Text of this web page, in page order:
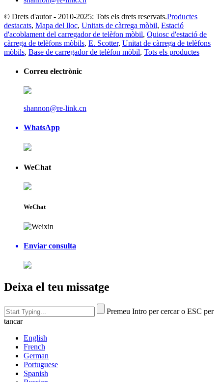
© Drets d'autor - 2010-2025: Tots els drets reservats.Productes
destacats, Mapa del lloc, Unitats de càrrega mòbil, Estació
d'acoblament del carregador de telèfon mòbil, Quiosc d'estació de
càrrega de telèfons mòbils, E. Scotter, Unitat de càrrega de telèfons
mòbils, Base de carregador de telèfon mòbil, Tots els productes
Correu electrònic
shannon@re-link.cn
WhatsApp
WeChat
WeChat
Enviar consulta
Deixa el teu missatge
Premeu Intro per cercar o ESC per
tancar
English
French
German
Portuguese
Spanish